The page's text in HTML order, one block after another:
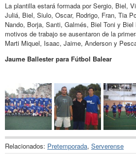
La plantilla estará formada por Sergio, Biel,
Juliá, Biel, Siulo, Oscar, Rodrigo, Fran, Tia
Nando, Borja, Santi, Galmés, Biel Toni y
motivos de trabajo se ausentaron de la
Marti Miquel, Isaac, Jaime, Anderson y
Jaume Ballester para Fútbol Balear
Relacionados: Pretemporada, Serverense